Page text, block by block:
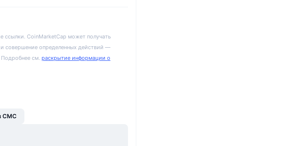
ссылки. CoinMarketCap может получать
совершение определенных действий —
см. раскрытие информации о
CMC